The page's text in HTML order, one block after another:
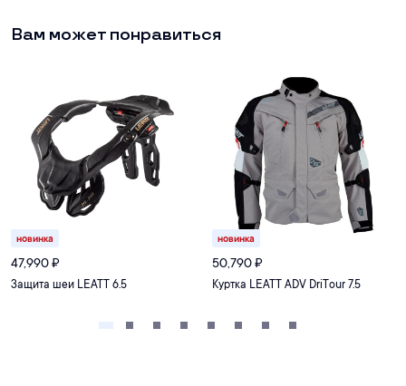
Вам может понравиться
новинка
47,990₽
Защита шеи LEATT 6.5
новинка
50,790₽
Куртка LEATT ADV DriTour 7.5